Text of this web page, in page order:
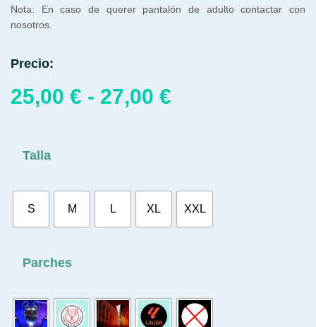
Nota: En caso de querer pantalón de adulto contactar con
nosotros.
Precio:
25,00 € - 27,00 €
Talla
S M L XL XXL
Parches